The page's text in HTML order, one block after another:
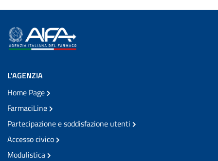
L'AGENZIA
Home Page
FarmaciLine
Partecipazione e soddisfazione utenti
Accesso civico
Modulistica